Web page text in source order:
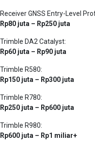
Receiver GNSS Entry-Level
Rp80 juta – Rp250 juta
Trimble DA2 Catalyst:
Rp60 juta – Rp90 juta
Trimble R580:
Rp150 juta – Rp300 juta
Trimble R780:
Rp250 juta – Rp600 juta
Trimble R980:
Rp600 juta – Rp1 miliar+